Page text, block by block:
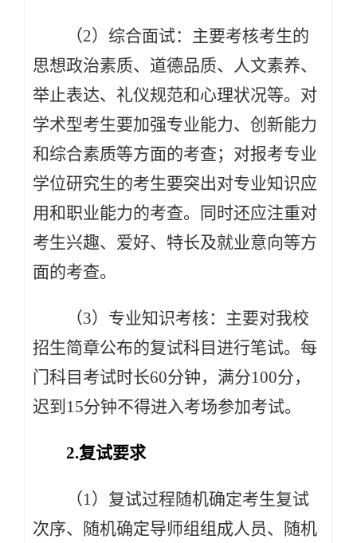
（2）综合面试：主要考核考生的
思想政治素质、道德品质、人文素养、
举止表达、礼仪规范和心理状况等。对
学术型考生要加强专业能力、创新能力
和综合素质等方面的考查；对报考专业
学位研究生的考生要突出对专业知识应
用和职业能力的考查。同时还应注重对
考生兴趣、爱好、特长及就业意向等方
面的考查。
（3）专业知识考核：主要对我校
招生简章公布的复试科目进行笔试。每
门科目考试时长60分钟，满分100分，
迟到15分钟不得进入考场参加考试。
2.复试要求
（1）复试过程随机确定考生复试
次序、随机确定导师组组成人员、随机